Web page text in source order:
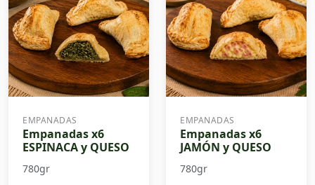
EMPANADAS
Empanadas x6
ESPINACA y QUESO
780gr
EMPANADAS
Empanadas x6
JAMÓN y QUESO
780gr